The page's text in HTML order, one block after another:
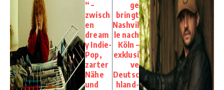
“ –
zwisch
en
dream
y Indie-
Pop,
zarter
Nähe
und
ge
bringt
Nashvil
le nach
Köln –
exklusi
ve
Deutsc
hland-